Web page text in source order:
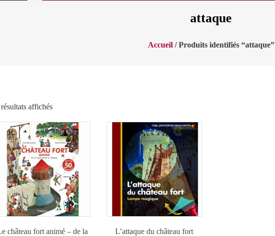
attaque
Accueil/ Produits identifiés “attaque”
affichésTrié
par
popularité
château fort animé – de la
L’attaque du château fort